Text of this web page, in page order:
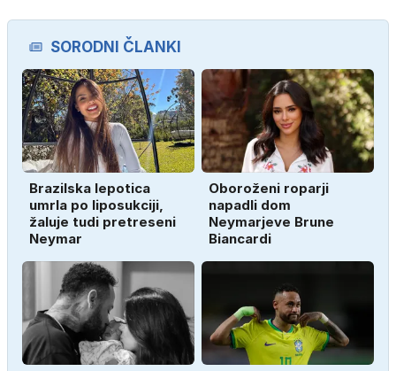
SORODNI ČLANKI
Brazilska lepotica
umrla po liposukciji,
žaluje tudi pretreseni
Neymar
Oboroženi roparji
napadli dom
Neymarjeve Brune
Biancardi